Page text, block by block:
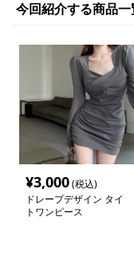
今回紹介する商品一
¥3,000(税込)
ドレープデザイン タイ
トワンピース